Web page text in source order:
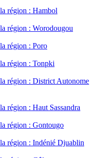
région : Hambol
région : Worodougou
région : Poro
région : Tonpki
région : District Autonome
région : Haut Sassandra
région : Gontougo
région : Indénié Djuablin